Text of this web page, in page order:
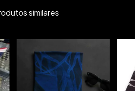
similares